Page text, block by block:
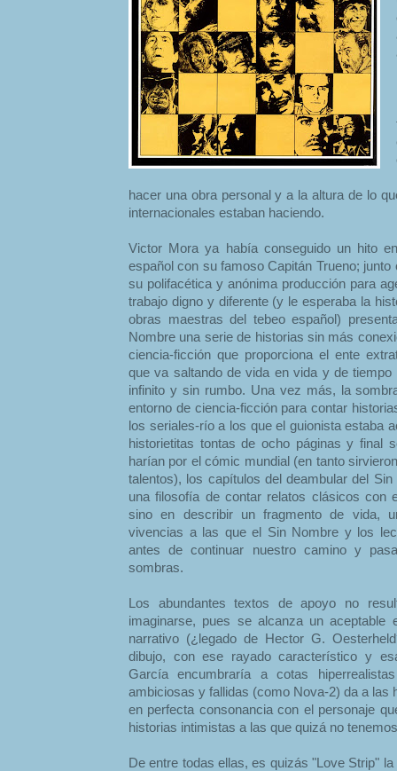
hacer una obra personal y a la altura de lo
internacionales estaban haciendo.
Victor Mora ya había conseguido un hito
español con su famoso Capitán Trueno;
su polifacética y anónima producción para
trabajo digno y diferente (y le esperaba la
obras maestras del tebeo español)
Nombre una serie de historias sin más
ciencia-ficción que proporciona el ente
que va saltando de vida en vida y de
infinito y sin rumbo. Una vez más, la
entorno de ciencia-ficción para contar
los seriales-río a los que el guionista estaba
historietitas tontas de ocho páginas y final
harían por el cómic mundial (en tanto
talentos), los capítulos del deambular del
una filosofía de contar relatos clásicos con
sino en describir un fragmento de vida,
vivencias a las que el Sin Nombre y los
antes de continuar nuestro camino y
sombras.
Los abundantes textos de apoyo no
imaginarse, pues se alcanza un aceptable
narrativo (¿legado de Hector G.
dibujo, con ese rayado característico y
García encumbraría a cotas
ambiciosas y fallidas (como Nova-2) da a las
en perfecta consonancia con el personaje
historias intimistas a las que quizá no
De entre todas ellas, es quizás "Love Strip"